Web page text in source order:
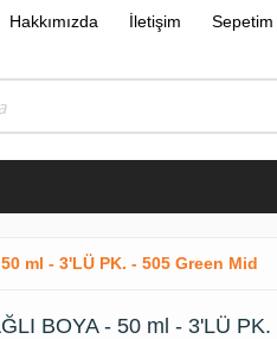
Hakkımızda İletişim Sepetim
ml - 3'LÜ PK. - 505 Green Mid
BOYA - 50 ml - 3'LÜ